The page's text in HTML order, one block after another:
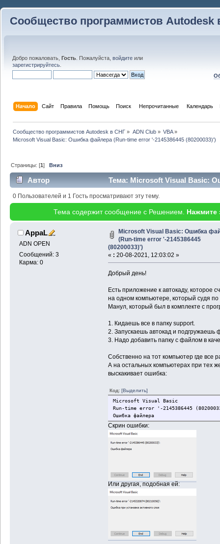
Сообщество программистов Autodesk
Добро пожаловать, Гость . Пожалуйста, войдите или
зарегистрируйтесь
Начало Сайт Правила Помощь Поиск Непрочитанные Календарь
Сообщество программистов Autodesk в СНГ » ADN Club» VBA»
Microsoft Visual Basic: Ошибка файлера (Run-time error '-2145386445 (80200033)')
Страницы: [1]Вниз
Автор
Тема: Microsoft Visual Basic:
'-2145386445 (80200033)') (Прочитано 16473 раз)
0 Пользователей и 1 Гость просматривают эту тему.
Тема содержит сообщение с Решением. Нажмите
AppaL
ADN OPEN
Сообщений: 3
Карма: 0
Microsoft Visual Basic: Ошибка
(Run-time error '-2145386445
(80200033)')
« : 20-08-2021, 12:03:02 »
Добрый день!
Есть приложение к автокаду, которое
на одном компьютере, который судя по
Манул, который был в комплекте с
1. Кидаешь все в папку support.
2. Запускаешь автокад и подгружаешь
3. Надо добавить папку с файлом в
Собственно на тот компьютер где все
А на остальных компьютерах при тех
выскакивает ошибка:
Код: [Выделить]
Microsoft Visual Basic
Run-time error '-2145386445
Ошибка файлера
Скрин ошибки:
Или другая, подобная ей: